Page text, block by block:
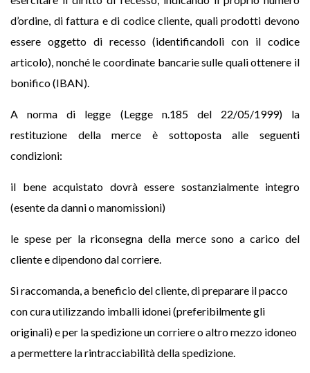
d’ordine, di fattura e di codice cliente, quali prodotti devono
essere oggetto di recesso (identificandoli con il codice
articolo), nonché le coordinate bancarie sulle quali ottenere il
bonifico (IBAN).
A norma di legge (Legge n.185 del 22/05/1999) la
restituzione della merce è sottoposta alle seguenti
condizioni:
il bene acquistato dovrà essere sostanzialmente integro
(esente da danni o manomissioni)
le spese per la riconsegna della merce sono a carico del
cliente e dipendono dal corriere.
Si raccomanda, a beneficio del cliente, di preparare il pacco
con cura utilizzando imballi idonei (preferibilmente gli
originali) e per la spedizione un corriere o altro mezzo idoneo
a permettere la rintracciabilità della spedizione.